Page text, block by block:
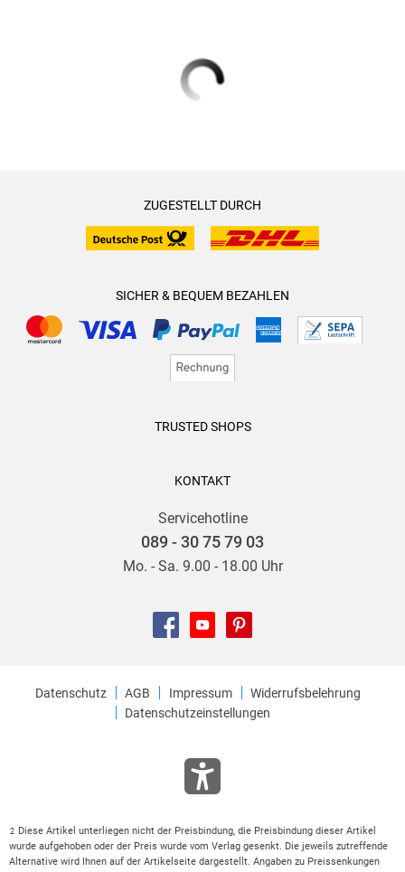
ZUGESTELLT DURCH
SICHER & BEQUEM BEZAHLEN
TRUSTED SHOPS
KONTAKT
Servicehotline
089 - 30 75 79 03
Mo. - Sa. 9.00 - 18.00 Uhr
Datenschutz AGB Impressum
Widerrufsbelehrung
Datenschutzeinstellungen
2 Diese Artikel unterliegen nicht der Preisbindung, die Preisbindung dieser Artikel
wurde aufgehoben oder der Preis wurde vom Verlag gesenkt. Die jeweils zutreffende
Alternative wird Ihnen auf der Artikelseite dargestellt. Angaben zu Preissenkungen